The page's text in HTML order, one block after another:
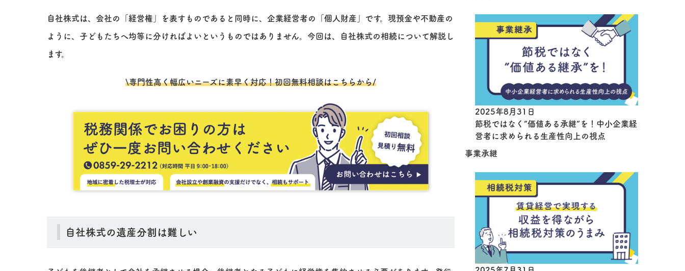
自社株式は、会社の「経営権」を表すものであると同時に、企業経営者の「個人財産」です。現預金や不動産の
ように、子どもたちへ均等に分ければよいというものではありません。今回は、自社株式の相続について解説し
ます。
\専門性高く幅広いニーズに素早く対応！初回無料相談はこちらから/
自社株式の遺産分割は難しい
2025年8月31日
節税ではなく“価値ある承継”を！中小企業経
営者に求められる生産性向上の視点
事業承継